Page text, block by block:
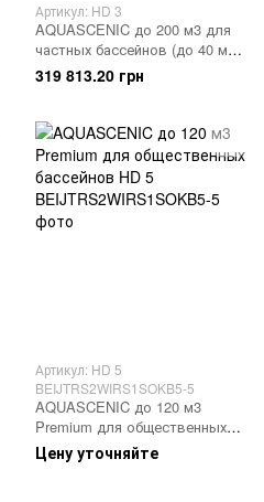
Артикул: HD 3
AQUASCENIC до 200 м3 для
частных бассейнов (до 40 м3
общественные)
319 813.20 грн
Артикул: HD 5
BEIJTRS2WIRS1SOKB5-5
AQUASCENIC до 120 м3
Premium для общественных
бассейнов
Цену уточняйте